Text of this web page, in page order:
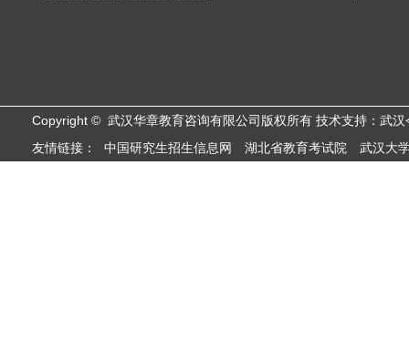
Copyright © 武汉华章教育咨询有限公司版权所有 技术支持：武汉
友情链接：
中国研究生招生信息网 湖北省教育考试院 武汉大